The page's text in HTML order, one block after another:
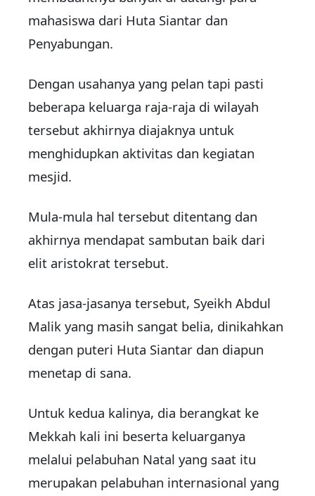
mahasiswa dari Huta Siantar dan
Penyabungan.
Dengan usahanya yang pelan tapi pasti
beberapa keluarga raja-raja di wilayah
tersebut akhirnya diajaknya untuk
menghidupkan aktivitas dan kegiatan
mesjid.
Mula-mula hal tersebut ditentang dan
akhirnya mendapat sambutan baik dari
elit aristokrat tersebut.
Atas jasa-jasanya tersebut, Syeikh Abdul
Malik yang masih sangat belia, dinikahkan
dengan puteri Huta Siantar dan diapun
menetap di sana.
Untuk kedua kalinya, dia berangkat ke
Mekkah kali ini beserta keluarganya
melalui pelabuhan Natal yang saat itu
merupakan pelabuhan internasional yang